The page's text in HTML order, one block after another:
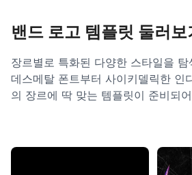
밴드 로고 템플릿 둘러보
장르별로 특화된 다양한 스타일을
데스메탈 폰트부터 사이키델릭한 인
의 장르에 딱 맞는 템플릿이 준비되